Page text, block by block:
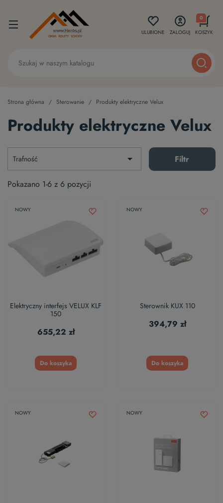
ULUBIONE ZALOGUJ KOSZYK
0
Strona główna Sterowanie Produkty elektryczne Velux
Produkty elektryczne Velux
Trafność  Filtr
Pokazano 1-6 z 6 pozycji
NOWY
Elektryczny interfejs VELUX KLF
150
655,22 zł
Do koszyka
NOWY
Sterownik KUX 110
394,79 zł
Do koszyka
NOWY NOWY